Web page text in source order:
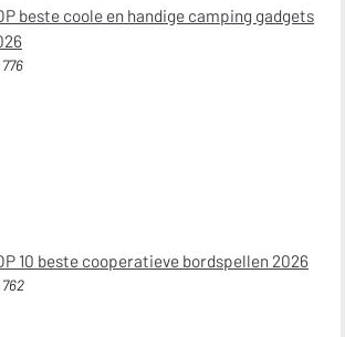
beste coole en handige camping gadgets
10 beste cooperatieve bordspellen 2026